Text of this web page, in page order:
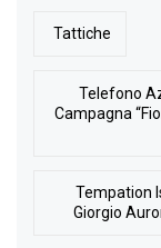
Tattiche
Telefono
Campagna
Tempation
Giorgio